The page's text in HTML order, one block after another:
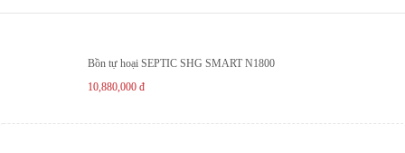
Bồn tự hoại SEPTIC SHG SMART N1800
10,880,000đ